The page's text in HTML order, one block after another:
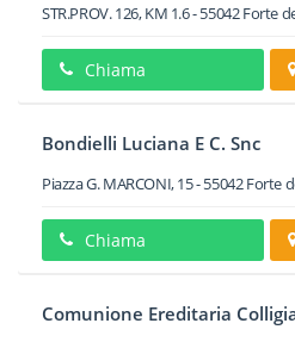
STR.PROV. 126, KM 1.6-55042Forte
Chiama
Bondielli Luciana E C. Snc
Piazza G. MARCONI, 15-55042Forte
Chiama
Comunione Ereditaria